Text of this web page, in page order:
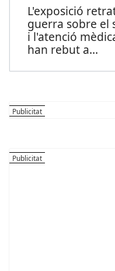
L'exposició
guerra sobre el
i l'atenció
han rebut a...